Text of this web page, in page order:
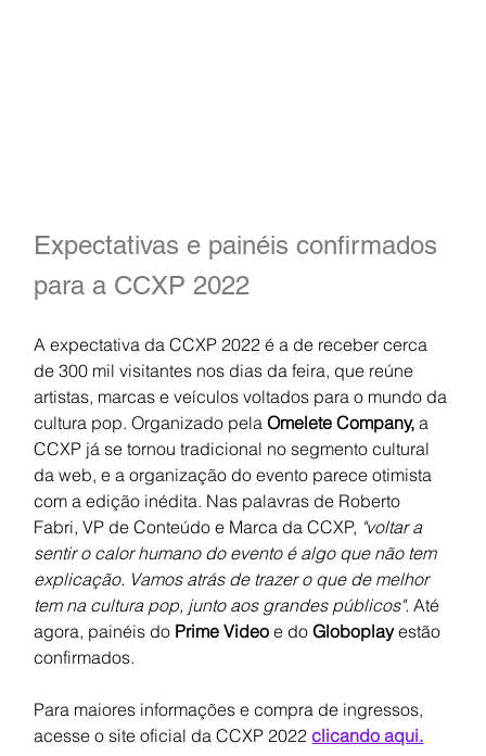
Expectativas e painéis confirmados
para a CCXP 2022
A expectativa da CCXP 2022 é a de receber cerca
de 300 mil visitantes nos dias da feira, que reúne
artistas, marcas e veículos voltados para o mundo da
cultura pop. Organizado pela Omelete Company, a
CCXP já se tornou tradicional no segmento cultural
da web, e a organização do evento parece otimista
com a edição inédita. Nas palavras de Roberto
Fabri, VP de Conteúdo e Marca da CCXP, "voltar a
sentir o calor humano do evento é algo que não tem
explicação. Vamos atrás de trazer o que de melhor
tem na cultura pop, junto aos grandes públicos". Até
agora, painéis do Prime Video e do Globoplay estão
confirmados.
Para maiores informações e compra de ingressos,
acesse o site oficial da CCXP 2022 clicando aqui.